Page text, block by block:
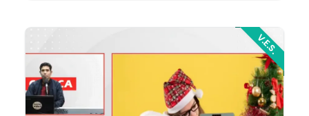
V.E.S.